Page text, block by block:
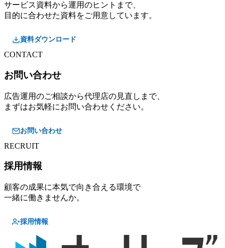
サービス資料から運用のヒントまで、
目的に合わせた資料をご用意しています。
資料ダウンロード
CONTACT
お問い合わせ
広告運用のご相談から代理店の見直しまで、
まずはお気軽にお問い合わせください。
お問い合わせ
RECRUIT
採用情報
顧客の成果に本気で向き合える環境で
一緒に働きませんか。
採用情報